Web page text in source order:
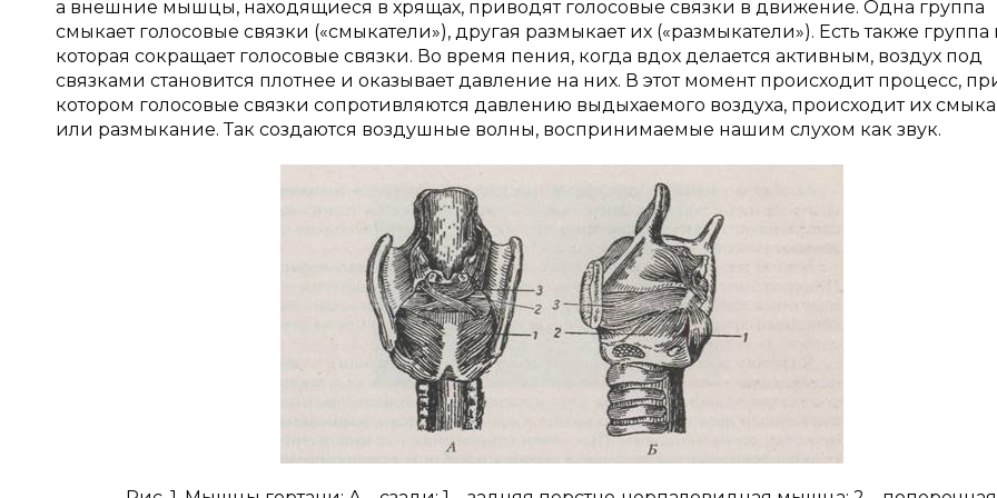
а внешние мышцы, находящиеся в хрящах, приводят голосовые связки в движение. Одна группа
смыкает голосовые связки («смыкатели»), другая размыкает их («размыкатели»). Есть также
которая сокращает голосовые связки. Во время пения, когда вдох делается активным, воздух под
связками становится плотнее и оказывает давление на них. В этот момент происходит процесс,
котором голосовые связки сопротивляются давлению выдыхаемого воздуха, происходит их
или размыкание. Так создаются воздушные волны, воспринимаемые нашим слухом как звук.